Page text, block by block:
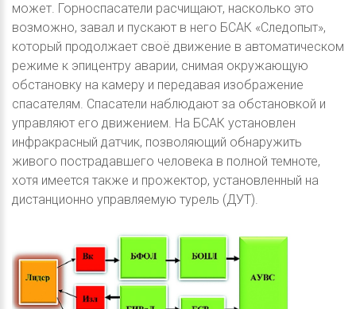
может. Горноспасатели расчищают, насколько это
возможно, завал и пускают в него БСАК «Следопыт»,
который продолжает своё движение в автоматическом
режиме к эпицентру аварии, снимая окружающую
обстановку на камеру и передавая изображение
спасателям. Спасатели наблюдают за обстановкой и
управляют его движением. На БСАК установлен
инфракрасный датчик, позволяющий обнаружить
живого пострадавшего человека в полной темноте,
хотя имеется также и прожектор, установленный на
дистанционно управляемую турель (ДУТ).